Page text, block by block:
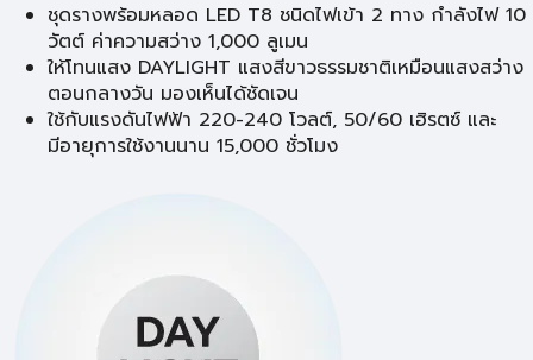
ชุดรางพร้อมหลอด LED T8 ชนิดไฟเข้า 2 ทาง กำลังไฟ 10
วัตต์ ค่าความสว่าง 1,000 ลูเมน
ให้โทนแสง DAYLIGHT แสงสีขาวธรรมชาติเหมือนแสงสว่าง
ตอนกลางวัน มองเห็นได้ชัดเจน
ใช้กับแรงดันไฟฟ้า 220-240 โวลต์, 50/60 เฮิรตซ์ และ
มีอายุการใช้งานนาน 15,000 ชั่วโมง